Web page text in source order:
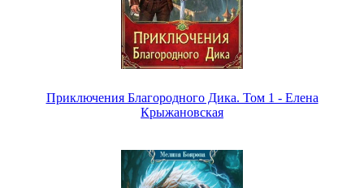
Приключения Благородного Дика. Том 1 - Елена
Крыжановская